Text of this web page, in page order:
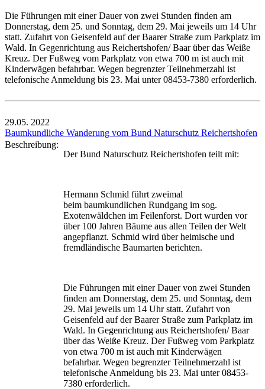
Die Führungen mit einer Dauer von zwei Stunden finden am
Donnerstag, dem 25. und Sonntag, dem 29. Mai jeweils um 14 Uhr
statt. Zufahrt von Geisenfeld auf der Baarer Straße zum Parkplatz im
Wald. In Gegenrichtung aus Reichertshofen/ Baar über das Weiße
Kreuz. Der Fußweg vom Parkplatz von etwa 700 m ist auch mit
Kinderwägen befahrbar. Wegen begrenzter Teilnehmerzahl ist
telefonische Anmeldung bis 23. Mai unter 08453-7380 erforderlich.
29.05. 2022
Baumkundliche Wanderung vom Bund Naturschutz Reichertshofen
Beschreibung:
Der Bund Naturschutz Reichertshofen teilt mit:
Hermann Schmid führt zweimal
beim baumkundlichen Rundgang im sog.
Exotenwäldchen im Feilenforst. Dort wurden vor
über 100 Jahren Bäume aus allen Teilen der Welt
angepflanzt. Schmid wird über heimische und
fremdländische Baumarten berichten.
Die Führungen mit einer Dauer von zwei Stunden
finden am Donnerstag, dem 25. und Sonntag, dem
29. Mai jeweils um 14 Uhr statt. Zufahrt von
Geisenfeld auf der Baarer Straße zum Parkplatz im
Wald. In Gegenrichtung aus Reichertshofen/ Baar
über das Weiße Kreuz. Der Fußweg vom Parkplatz
von etwa 700 m ist auch mit Kinderwägen
befahrbar. Wegen begrenzter Teilnehmerzahl ist
telefonische Anmeldung bis 23. Mai unter 08453-
7380 erforderlich.